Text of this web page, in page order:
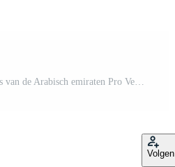
traditioneel kleren van Mens van de Arabisch emiraten Pro Vector
Volgen